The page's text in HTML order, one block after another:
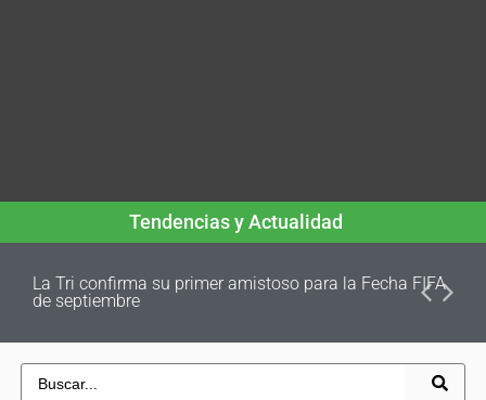
Tendencias y Actualidad
La Tri confirma su primer amistoso para la Fecha FIFA
de septiembre